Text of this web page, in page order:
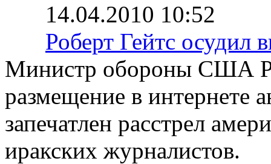
14.04.2010 10:52
Роберт Гейтс осудил
Министр обороны США
размещение в интернете
запечатлен расстрел
иракских журналистов.